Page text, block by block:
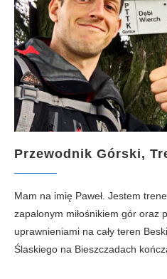
Przewodnik Górski,
Mam na imię Paweł. Jestem
zapalonym miłośnikiem gór oraz
uprawnieniami na cały teren
Ślaskiego na Bieszczadach